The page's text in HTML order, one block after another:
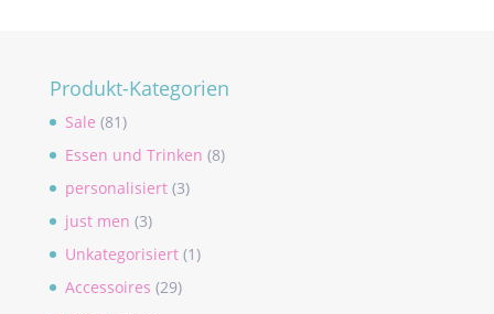
Produkt-Kategorien
Sale (81)
Essen und Trinken (8)
personalisiert (3)
just men (3)
Unkategorisiert (1)
Accessoires (29)